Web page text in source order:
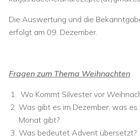
Die Auswertung und die
erfolgt am 09. Dezember.
Fragen zum Thema Weihnachten
Wo Kommt Silvester vor
Was gibt es im Dezember, was es
Monat gibt?
Was bedeutet Advent übersetzt?